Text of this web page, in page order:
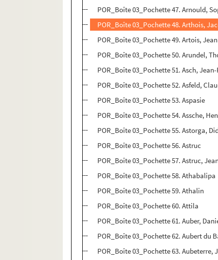
POR_Boîte 03_Pochette 47. Arnould,
POR_Boîte 03_Pochette 48. Arthois,
POR_Boîte 03_Pochette 49. Artois,
POR_Boîte 03_Pochette 50. Arundel,
POR_Boîte 03_Pochette 51. Asch,
POR_Boîte 03_Pochette 52. Asfeld,
POR_Boîte 03_Pochette 53. Aspasie
POR_Boîte 03_Pochette 54. Assche,
POR_Boîte 03_Pochette 55. Astorga,
POR_Boîte 03_Pochette 56. Astruc
POR_Boîte 03_Pochette 57. Astruc,
POR_Boîte 03_Pochette 58. Athabalipa
POR_Boîte 03_Pochette 59. Athalin
POR_Boîte 03_Pochette 60. Attila
POR_Boîte 03_Pochette 61. Auber,
POR_Boîte 03_Pochette 62. Aubert du
POR_Boîte 03_Pochette 63.